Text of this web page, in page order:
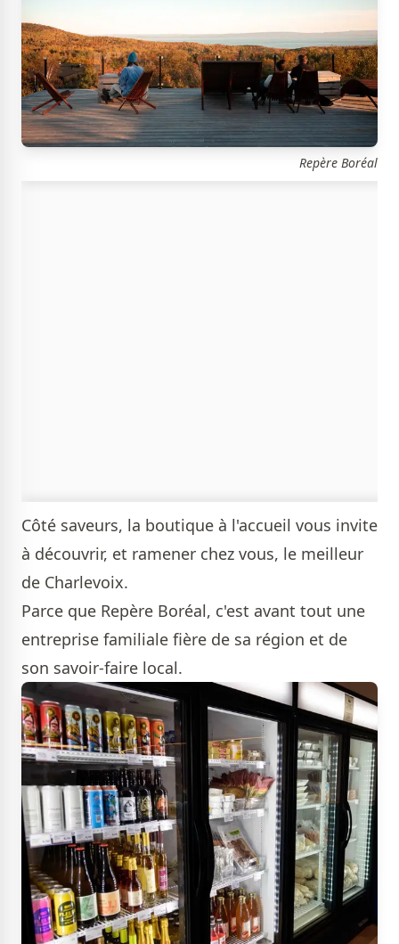
Repère Boréal
Côté saveurs, la boutique à l'accueil vous invite
à découvrir, et ramener chez vous, le meilleur
de Charlevoix.
Parce que Repère Boréal, c'est avant tout une
entreprise familiale fière de sa région et de
son savoir-faire local.